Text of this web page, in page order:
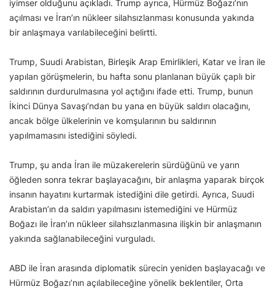
iyimser olduğunu açıkladı. Trump ayrıca, Hürmüz Boğazı’nın
açılması ve İran’ın nükleer silahsızlanması konusunda yakında
bir anlaşmaya varılabileceğini belirtti.
Trump, Suudi Arabistan, Birleşik Arap Emirlikleri, Katar ve İran ile
yapılan görüşmelerin, bu hafta sonu planlanan büyük çaplı bir
saldırının durdurulmasına yol açtığını ifade etti. Trump, bunun
İkinci Dünya Savaşı’ndan bu yana en büyük saldırı olacağını,
ancak bölge ülkelerinin ve komşularının bu saldırının
yapılmamasını istediğini söyledi.
Trump, şu anda İran ile müzakerelerin sürdüğünü ve yarın
öğleden sonra tekrar başlayacağını, bir anlaşma yaparak birçok
insanın hayatını kurtarmak istediğini dile getirdi. Ayrıca, Suudi
Arabistan’ın da saldırı yapılmasını istemediğini ve Hürmüz
Boğazı ile İran’ın nükleer silahsızlanmasına ilişkin bir anlaşmanın
yakında sağlanabileceğini vurguladı.
ABD ile İran arasında diplomatik sürecin yeniden başlayacağı ve
Hürmüz Boğazı’nın açılabileceğine yönelik beklentiler, Orta